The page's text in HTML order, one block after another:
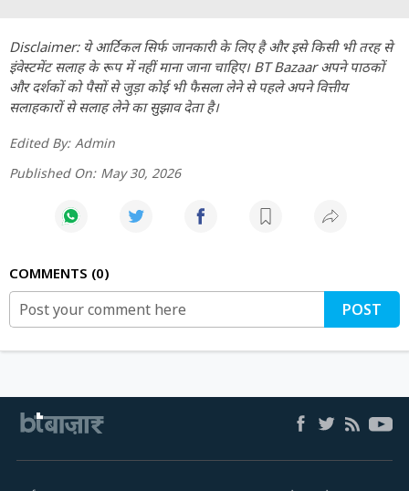
Disclaimer: ये आर्टिकल सिर्फ जानकारी के लिए है और इसे किसी भी तरह से
इंवेस्टमेंट सलाह के रूप में नहीं माना जाना चाहिए। BT Bazaar अपने पाठकों
और दर्शकों को पैसों से जुड़ा कोई भी फैसला लेने से पहले अपने वित्तीय
सलाहकारों से सलाह लेने का सुझाव देता है।
Edited By: Admin
Published On: May 30, 2026
COMMENTS 0
POST